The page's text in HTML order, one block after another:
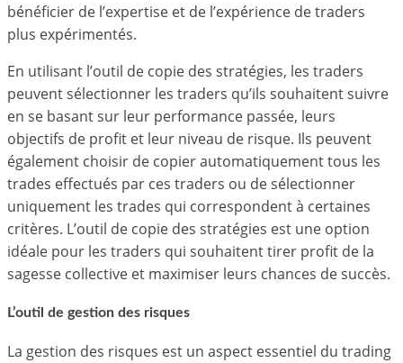
bénéficier de l’expertise et de l’expérience de traders
plus expérimentés.
En utilisant l’outil de copie des stratégies, les traders
peuvent sélectionner les traders qu’ils souhaitent suivre
en se basant sur leur performance passée, leurs
objectifs de profit et leur niveau de risque. Ils peuvent
également choisir de copier automatiquement tous les
trades effectués par ces traders ou de sélectionner
uniquement les trades qui correspondent à certaines
critères. L’outil de copie des stratégies est une option
idéale pour les traders qui souhaitent tirer profit de la
sagesse collective et maximiser leurs chances de succès.
L’outil de gestion des risques
La gestion des risques est un aspect essentiel du trading